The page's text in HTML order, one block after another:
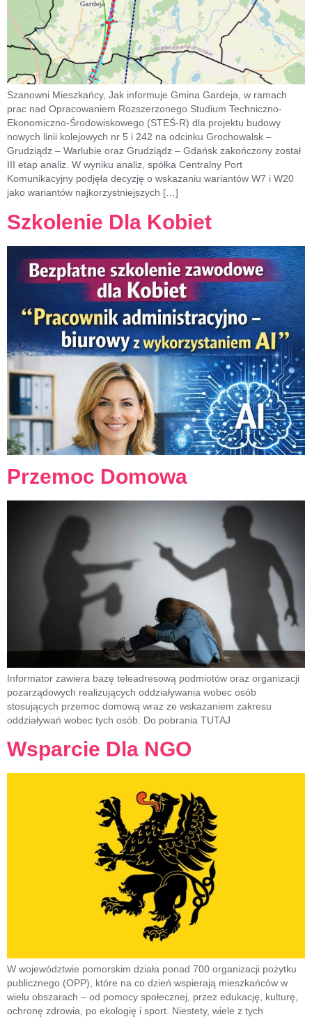
Szanowni Mieszkańcy, Jak informuje Gmina Gardeja, w ramach
prac nad Opracowaniem Rozszerzonego Studium Techniczno-
Ekonomiczno-Środowiskowego (STEŚ-R) dla projektu budowy
nowych linii kolejowych nr 5 i 242 na odcinku Grochowalsk –
Grudziądz – Warlubie oraz Grudziądz – Gdańsk zakończony został
III etap analiz. W wyniku analiz, spółka Centralny Port
Komunikacyjny podjęła decyzję o wskazaniu wariantów W7 i W20
jako wariantów najkorzystniejszych […]
Szkolenie Dla Kobiet
Przemoc Domowa
Informator zawiera bazę teleadresową podmiotów oraz organizacji
pozarządowych realizujących oddziaływania wobec osób
stosujących przemoc domową wraz ze wskazaniem zakresu
oddziaływań wobec tych osób. Do pobrania TUTAJ
Wsparcie Dla NGO
W województwie pomorskim działa ponad 700 organizacji pożytku
publicznego (OPP), które na co dzień wspierają mieszkańców w
wielu obszarach – od pomocy społecznej, przez edukację, kulturę,
ochronę zdrowia, po ekologię i sport. Niestety, wiele z tych